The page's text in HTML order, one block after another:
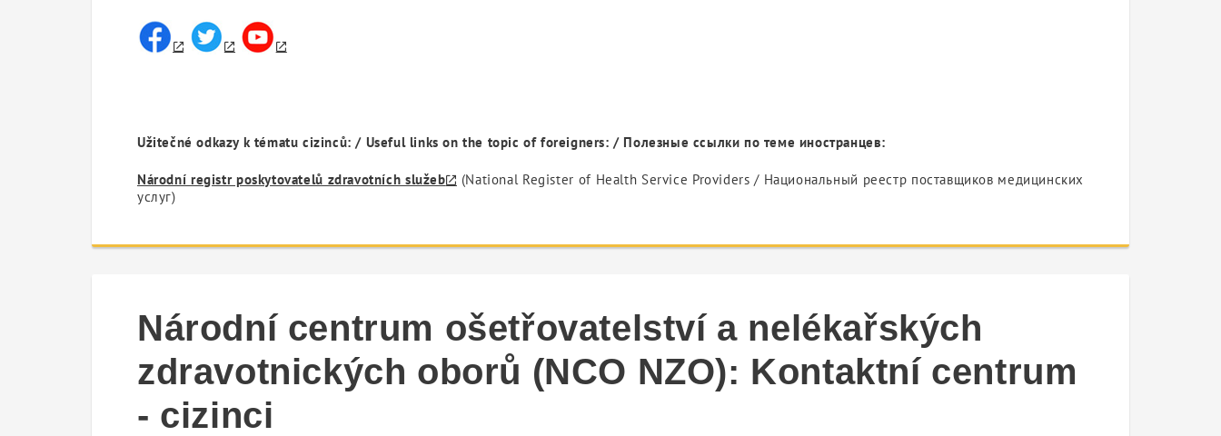
Užitečné odkazy k tématu cizinců: / Useful links on the topic of foreigners: / Полезные ссылки по теме иностранцев:
Národní registr poskytovatelů zdravotních služeb
(National Register of Health Service Providers / Национальный реестр поставщиков медицинских
услуг)
Národní centrum ošetřovatelství a nelékařských
zdravotnických oborů (NCO NZO): Kontaktní centrum
- cizinci